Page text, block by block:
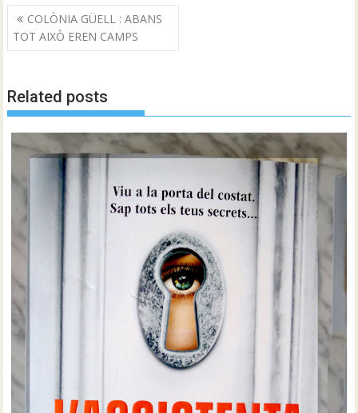
Navegació
d'entrades
COLÒNIA GÜELL : ABANS
TOT AIXÒ EREN CAMPS
Related posts